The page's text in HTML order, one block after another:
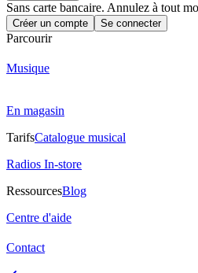
Sans carte bancaire. Annulez à tout
Créer un compte Se connecter
Parcourir
Musique
En magasin
TarifsCatalogue musical
Radios In-store
RessourcesBlog
Centre d'aide
Contact